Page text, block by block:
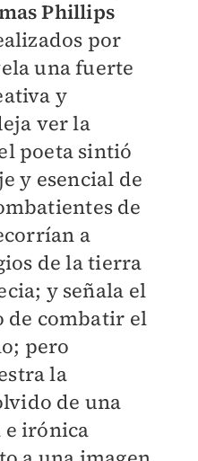
Phillips
por
una fuerte
y
ver la
poeta sintió
y esencial de
de
a
de la tierra
y señala el
combatir el
pero
la
de una
e irónica